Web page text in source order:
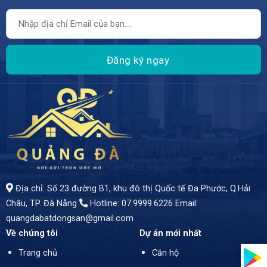
Địa chỉ: Số 23 đường B1, khu đô thị Quốc tế Đa Phước, Q.Hải
Châu, TP. Đà Nẵng
Hotline: 07.9999.6226 Email:
quangdabatdongsan@gmail.com
Về chúng tôi
Trang chủ
Dự án mới nhất
Căn hộ